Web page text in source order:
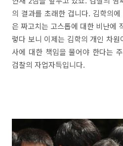
의 결과를 초래한 겁니다. 김학의
은 짜고치는 고스톱에 대한 비난에
렇다 보니 이제는 김학의 개인 차
사에 대한 책임을 물어야 한다는
검찰의 자업자득입니다.